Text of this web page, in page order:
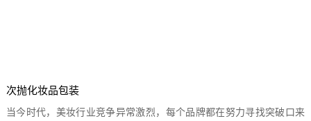
次抛化妆品包装
当今时代，美妆行业竞争异常激烈，每个品牌都在努力寻找突破口来